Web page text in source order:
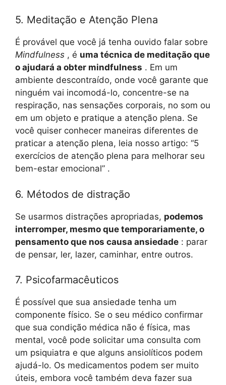
5. Meditação e Atenção Plena
É provável que você já tenha ouvido falar sobre
Mindfulness , é uma técnica de meditação que
o ajudará a obter mindfulness . Em um
ambiente descontraído, onde você garante que
ninguém vai incomodá-lo, concentre-se na
respiração, nas sensações corporais, no som ou
em um objeto e pratique a atenção plena. Se
você quiser conhecer maneiras diferentes de
praticar a atenção plena, leia nosso artigo: “5
exercícios de atenção plena para melhorar seu
bem-estar emocional” .
6. Métodos de distração
Se usarmos distrações apropriadas, podemos
interromper, mesmo que temporariamente, o
pensamento que nos causa ansiedade : parar
de pensar, ler, lazer, caminhar, entre outros.
7. Psicofarmacêuticos
É possível que sua ansiedade tenha um
componente físico. Se o seu médico confirmar
que sua condição médica não é física, mas
mental, você pode solicitar uma consulta com
um psiquiatra e que alguns ansiolíticos podem
ajudá-lo. Os medicamentos podem ser muito
úteis, embora você também deva fazer sua